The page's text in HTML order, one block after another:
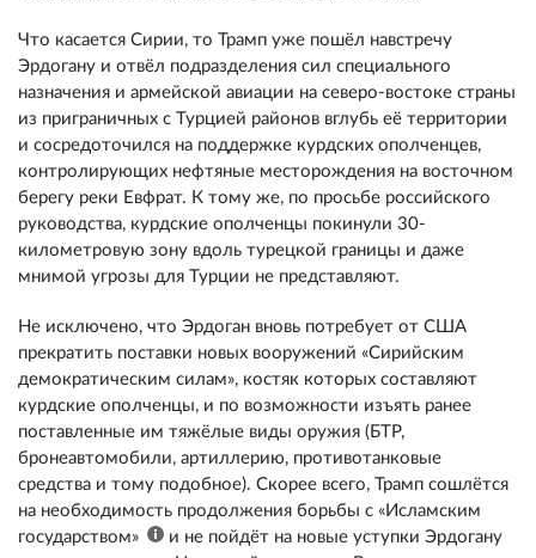
Что касается Сирии, то Трамп уже пошёл навстречу
Эрдогану и отвёл подразделения сил специального
назначения и армейской авиации на северо-востоке страны
из приграничных с Турцией районов вглубь её территории
и сосредоточился на поддержке курдских ополченцев,
контролирующих нефтяные месторождения на восточном
берегу реки Евфрат. К тому же, по просьбе российского
руководства, курдские ополченцы покинули 30-
километровую зону вдоль турецкой границы и даже
мнимой угрозы для Турции не представляют.
Не исключено, что Эрдоган вновь потребует от США
прекратить поставки новых вооружений «Сирийским
демократическим силам», костяк которых составляют
курдские ополченцы, и по возможности изъять ранее
поставленные им тяжёлые виды оружия (БТР,
бронеавтомобили, артиллерию, противотанковые
средства и тому подобное). Скорее всего, Трамп сошлётся
на необходимость продолжения борьбы с «Исламским
государством»
и не пойдёт на новые уступки Эрдогану